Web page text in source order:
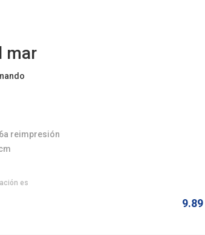
mar
reimpresión
es
9.89